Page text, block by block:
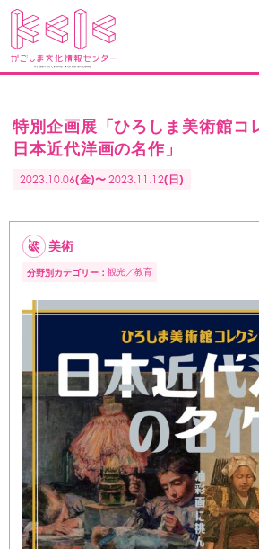
特別企画展「ひろしま美術館
日本近代洋画の名作」
2023.10.06(金)〜2023.11.12(日)
美術
分野別カテゴリー： 観光 教育